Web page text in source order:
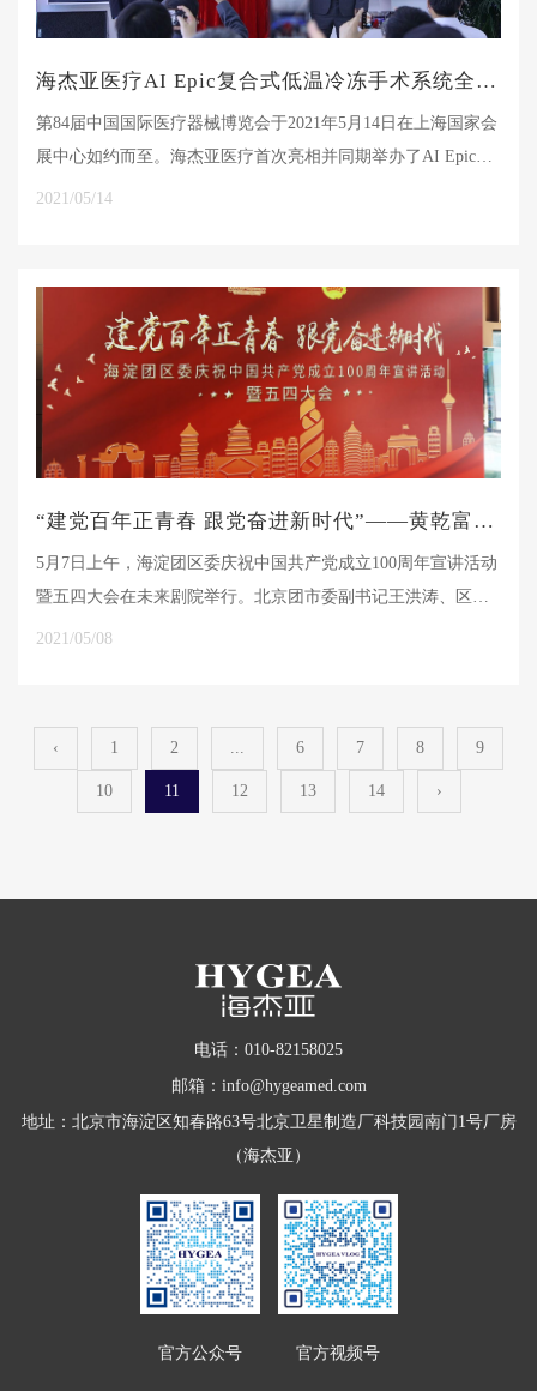
海杰亚医疗AI Epic复合式低温冷冻手术系统全球首发会
第84届中国国际医疗器械博览会于2021年5月14日在上海国家会
展中心如约而至。海杰亚医疗首次亮相并同期举办了AI Epic复
合式低温冷冻手术系统全球首发会。
2021/05/14
“建党百年正青春 跟党奋进新时代”——黄乾富董事长荣获“海淀青年五四奖章”
5月7日上午，海淀团区委庆祝中国共产党成立100周年宣讲活动
暨五四大会在未来剧院举行。北京团市委副书记王洪涛、区委
副书记张强、区人大常委会副主任陈国启、副区长林航、区政
出席大会。海杰亚公司黄乾富董事长受邀出席大会并荣获2021
年“海淀青年五四奖章”。
2021/05/08
‹ 1 2 ... 6 7 8 9
10 11 12 13 14 ›
电话：010-82158025
邮箱：info@hygeamed.com
地址：北京市海淀区知春路63号北京卫星制造厂科技园南门1号厂房
（海杰亚）
官方公众号 官方视频号